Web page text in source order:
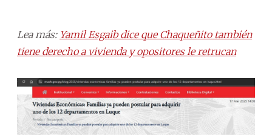
Lea más: Yamil Esgaib dice que Chaqueñito también
tiene derecho a vivienda y opositores le retrucan